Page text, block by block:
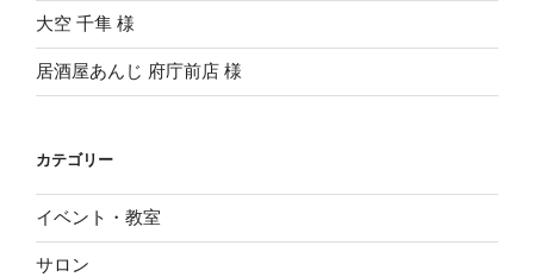
大空 千隼 様
居酒屋あんじ 府庁前店 様
カテゴリー
イベント・教室
サロン